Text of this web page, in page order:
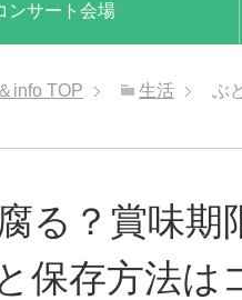
ンサート会場
info TOP 生活 ぶ
る？賞味期
保存方法は